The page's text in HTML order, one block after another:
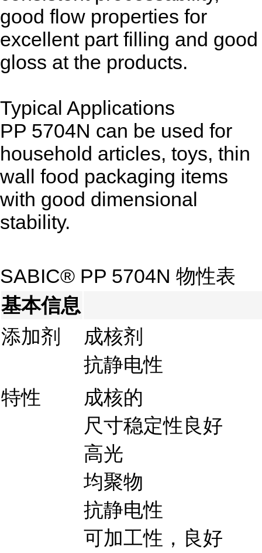
good flow properties for
excellent part filling and good
gloss at the products.
Typical Applications
PP 5704N can be used for
household articles, toys, thin
wall food packaging items
with good dimensional
stability.
SABIC® PP 5704N 物性表
基本信息
添加剂
成核剂
抗静电性
特性
成核的
尺寸稳定性良好
高光
均聚物
抗静电性
可加工性，良好